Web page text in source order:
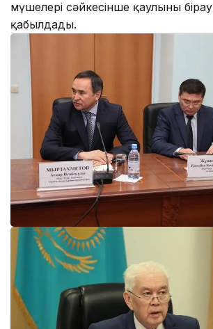
мүшелері сәйкесінше қаулыны
қабылдады.